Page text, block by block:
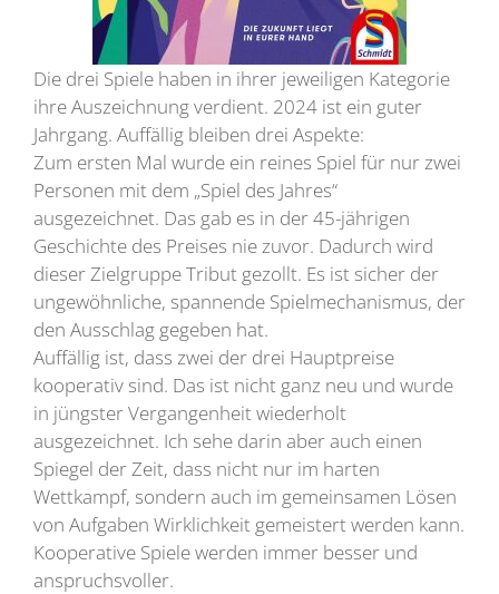
Die drei Spiele haben in ihrer jeweiligen Kategorie
ihre Auszeichnung verdient. 2024 ist ein guter
Jahrgang. Auffällig bleiben drei Aspekte:
Zum ersten Mal wurde ein reines Spiel für nur zwei
Personen mit dem „Spiel des Jahres“
ausgezeichnet. Das gab es in der 45-jährigen
Geschichte des Preises nie zuvor. Dadurch wird
dieser Zielgruppe Tribut gezollt. Es ist sicher der
ungewöhnliche, spannende Spielmechanismus, der
den Ausschlag gegeben hat.
Auffällig ist, dass zwei der drei Hauptpreise
kooperativ sind. Das ist nicht ganz neu und wurde
in jüngster Vergangenheit wiederholt
ausgezeichnet. Ich sehe darin aber auch einen
Spiegel der Zeit, dass nicht nur im harten
Wettkampf, sondern auch im gemeinsamen Lösen
von Aufgaben Wirklichkeit gemeistert werden kann.
Kooperative Spiele werden immer besser und
anspruchsvoller.